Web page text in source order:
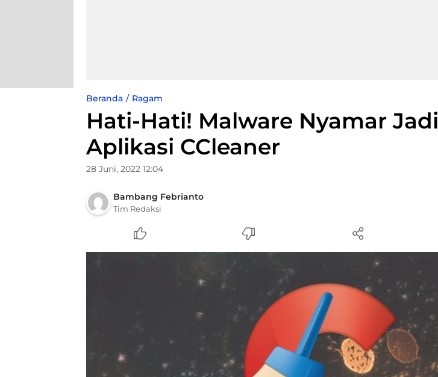
Beranda Ragam
Hati-Hati! Malware Nyamar Jadi
Aplikasi CCleaner
28 Juni, 2022 12:04
Bambang Febrianto
Tim Redaksi